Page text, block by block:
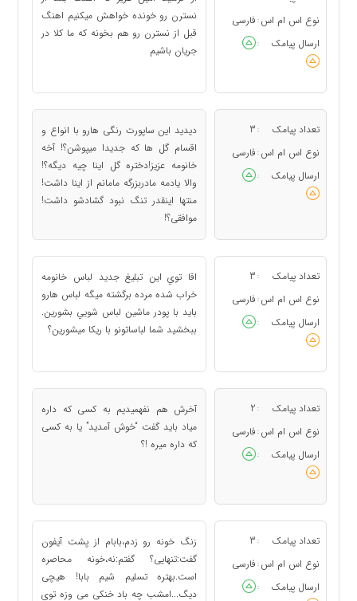
نوع اس ام اس : فارسی
ارسال پیامک
:
نسترن رو خونده خواهش میکنیم اهنگ
قبل از نسترن رو هم بخونه که ما کلا در
جریان باشیم
تعداد پیامک :
3
نوع اس ام اس : فارسی
ارسال پیامک
:
دیدید این ساپورت رنگی هارو با انواع و
اقسام گل ها که جدیدا میپوشن؟! آخه
خانومه عزیز!دختره گل اینا چیه دیگه؟!
والا یادمه مادربزرگه مامانم از اینا داشت!
منتها اینقدر تنگ نبود گشادشو داشت!
موافقی؟!
تعداد پیامک :
3
نوع اس ام اس : فارسی
ارسال پیامک
:
اقا توي اين تبليغ جديد لباس خانومه
خراب شده مرده برگشته ميگه لباس هارو
بايد با پودر ماشين لباس شويي بشورين.
ببخشيد شما لباساتونو با ريكا ميشورين؟
تعداد پیامک :
2
نوع اس ام اس : فارسی
ارسال پیامک
:
آخرش هم نفهمیدیم به کسی که داره
میاد باید گفت “خوش آمدید” یا به کسی
که داره میره !؟
تعداد پیامک :
3
نوع اس ام اس : فارسی
ارسال پیامک
:
زنگ خونه رو زدم،بابام از پشت آیفون
گفت:تنهایی؟ گفتم:نه،خونه محاصره
است.بهتره تسلیم شیم بابا! هیچی
دیگ...امشب چه باد خنکی می وزه توی